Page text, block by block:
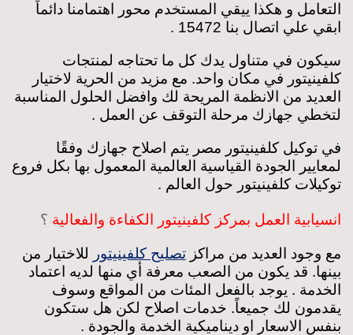
التعامل و هكذا ييقي المستخدم محور اهتمامنا دائماً
ابقي علي اتصال بنا 15472 .
سيكون في متناول يدك كل ما تحتاجه لمنتجات
كلفينيتور في مكان واحد. مع مزيد من الحرية لاختيار
العديد من الانظمة المريحة لك وافضل الحلول المناسبة
لتخطي جهازك مرحلة التوقف عن العمل .
في توكيل كلفينيتور مصر يتم اصلاح جهازك وفقًا
لمعايير الجودة القياسية العالمية المعمول بها بكل فروع
توكيلات كلفينيتور حول العالم .
انسيابية العمل بمركز كلفينيتور الكفاءة والفعالية ؟
مع وجود العديد من مراكز تصليح كلفينيتور
للاختيار من
بينها. قد يكون من الصعب معرفة أي منها لديه اعتماد
الخدمة . يوجد بالفعل المئات من المواقع وسوف
يقدمون لك جميعاً. خدمات اصلاح لكن هل ستكون
بنفس الاسعار او ديناميكية الخدمة والجودة .